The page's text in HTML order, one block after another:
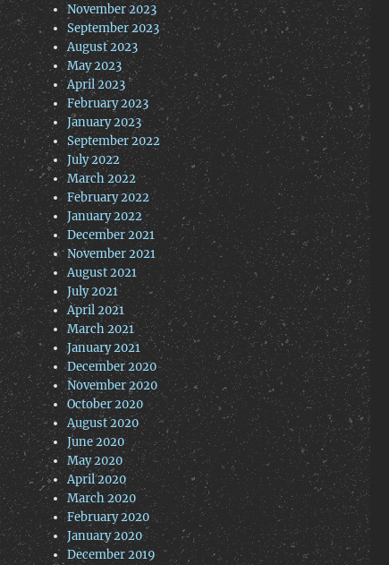
November 2023
September 2023
August 2023
May 2023
April 2023
February 2023
January 2023
September 2022
July 2022
March 2022
February 2022
January 2022
December 2021
November 2021
August 2021
July 2021
April 2021
March 2021
January 2021
December 2020
November 2020
October 2020
August 2020
June 2020
May 2020
April 2020
March 2020
February 2020
January 2020
December 2019